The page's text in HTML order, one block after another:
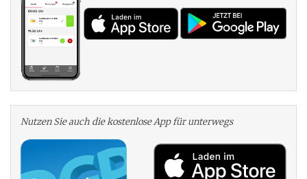
Nutzen Sie auch die kosten­lose App für unterwegs